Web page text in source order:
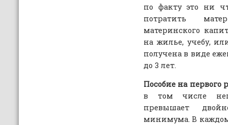
по факту это ни
потратить
материнского
на жилье, учебу,
получена в виде
до 3 лет.
Пособие на первого
в том числе
превышает
минимума. В